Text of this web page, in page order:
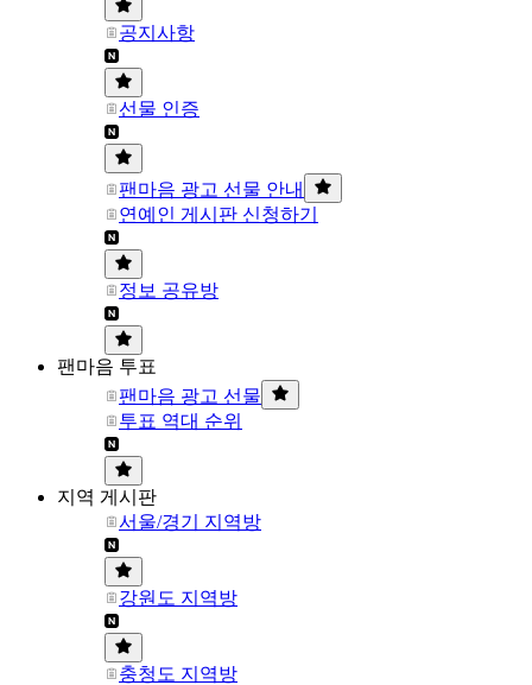
공지사항
선물 인증
팬마음 광고 선물 안내
연예인 게시판 신청하기
정보 공유방
팬마음 투표
팬마음 광고 선물
투표 역대 순위
지역 게시판
서울/경기 지역방
강원도 지역방
충청도 지역방